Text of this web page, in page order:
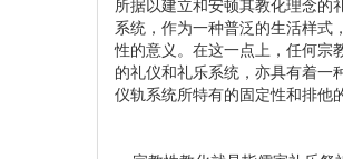
所据以建立和安顿其教化理念的
系统，作为一种普泛的生活样式
性的意义。在这一点上，任何宗
的礼仪和礼乐系统，亦具有着一
仪轨系统所特有的固定性和排